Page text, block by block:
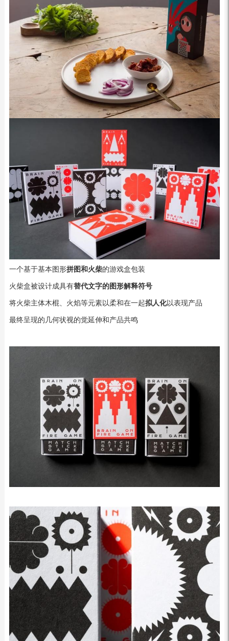
一个基于基本图形拼图和火柴的游戏盒包装
火柴盒被设计成具有替代文字的图形解释符号
将火柴主体木棍、火焰等元素以柔和在一起拟人化以表现产品
最终呈现的几何状视的觉延伸和产品共鸣